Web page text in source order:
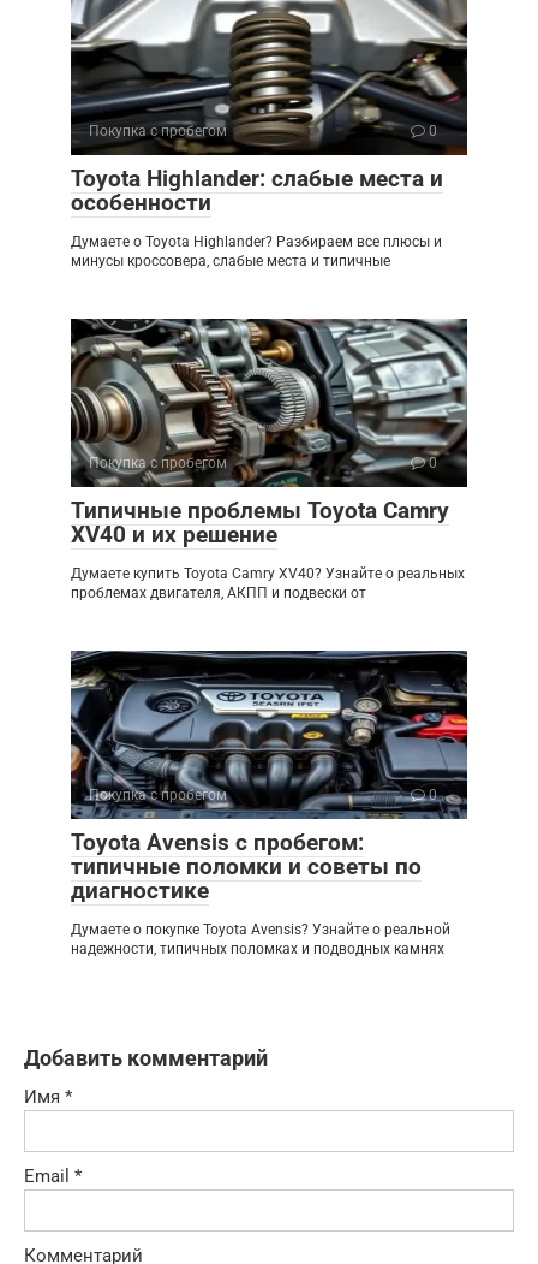
Покупка с пробегом 0
Toyota Highlander: слабые места и
особенности
Думаете о Toyota Highlander? Разбираем все плюсы и
минусы кроссовера, слабые места и типичные
Покупка с пробегом 0
Типичные проблемы Toyota Camry
XV40 и их решение
Думаете купить Toyota Camry XV40? Узнайте о реальных
проблемах двигателя, АКПП и подвески от
Покупка с пробегом 0
Toyota Avensis с пробегом:
типичные поломки и советы по
диагностике
Думаете о покупке Toyota Avensis? Узнайте о реальной
надежности, типичных поломках и подводных камнях
Добавить комментарий
Имя *
Email *
Комментарий